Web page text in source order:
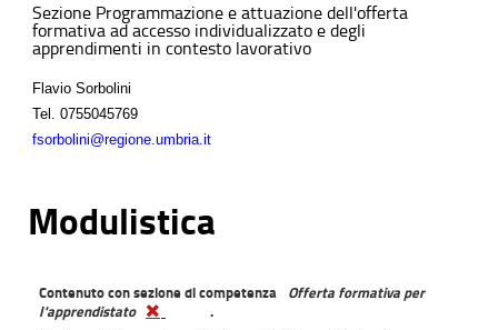
Sezione Programmazione e attuazione dell'offerta
formativa ad accesso individualizzato e degli
apprendimenti in contesto lavorativo
Flavio Sorbolini
Tel.
0755045769
fsorbolini@regione.umbria.it
Modulistica
Contenuto con sezione di competenza
Offerta formativa per
l'apprendistato
.